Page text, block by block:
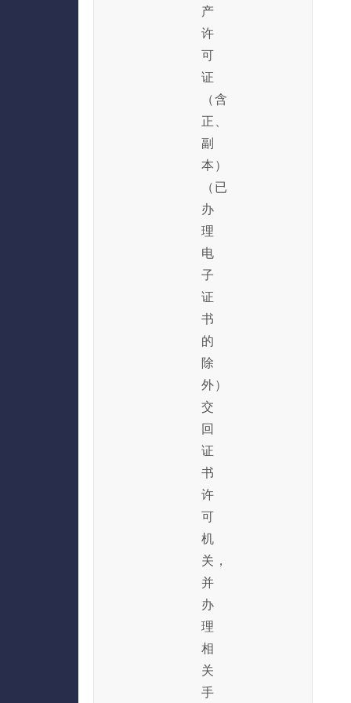
产
许
可
证
（含
正、
副
本）
（已
办
理
电
子
证
书
的
除
外）
交
回
证
书
许
可
机
关，
并
办
理
相
关
手